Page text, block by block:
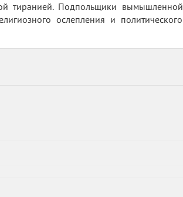
тиранией. Подпольщики вымышленной
ослепления и политического